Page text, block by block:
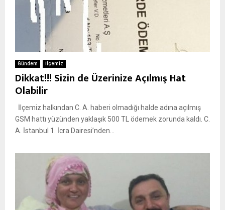
Gündem İlçemiz
Dikkat!!! Sizin de Üzerinize Açılmış Hat
Olabilir
İlçemiz halkından C. A. haberi olmadığı halde adına açılmış
GSM hattı yüzünden yaklaşık 500 TL ödemek zorunda kaldı. C.
A. İstanbul 1. İcra Dairesi’nden...